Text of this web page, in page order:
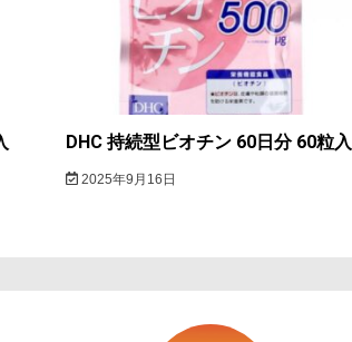
DHC 持続型ビオチン 60日分 60粒入
2025年9月16日